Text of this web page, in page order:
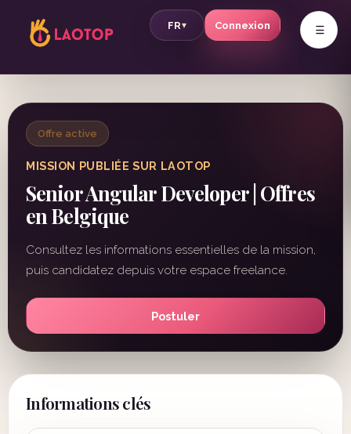
FR▾ Connexion v
Offre active
MISSION PUBLIÉE SUR LAOTOP
Senior Angular Developer | Offres
en Belgique
Consultez les informations essentielles de la mission,
puis candidatez depuis votre espace freelance.
Postuler
Informations clés